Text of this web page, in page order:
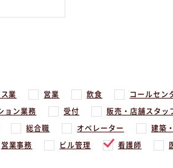
業 営業 飲食 コールセン
ョン業務 受付 販売・店舗スタッ
総合職 オペレーター 建築
営業事務 ビル管理 看護師